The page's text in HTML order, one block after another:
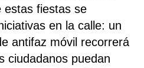
estas fiestas se
en la calle: un
antifaz móvil recorrerá
ciudadanos puedan